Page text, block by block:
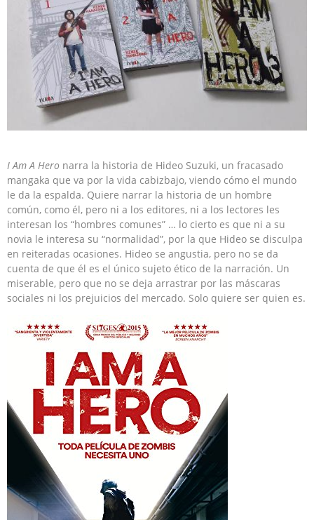
I Am A Hero narra la historia de Hideo Suzuki, un fracasado
mangaka que va por la vida cabizbajo, viendo cómo el mundo
le da la espalda. Quiere narrar la historia de un hombre
común, como él, pero ni a los editores, ni a los lectores les
interesan los “hombres comunes” … lo cierto es que ni a su
novia le interesa su “normalidad”, por la que Hideo se disculpa
en reiteradas ocasiones. Hideo se angustia, pero no se da
cuenta de que él es el único sujeto ético de la narración. Un
miserable, pero que no se deja arrastrar por las máscaras
sociales ni los prejuicios del mercado. Solo quiere ser quien es.